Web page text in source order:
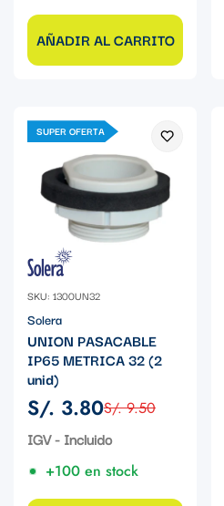
AÑADIR AL CARRITO
SUPER OFERTA
SKU: 1300UN32
Solera
UNION PASACABLE
IP65 METRICA 32 (2
unid)
Precio
de
S/. 3.80
Precio
regular
S/. 9.50
IGV - Incluido
+100 en stock